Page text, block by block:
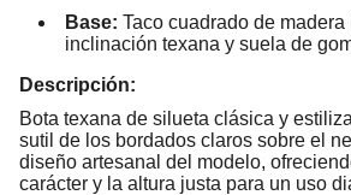
Base: Taco cuadrado de madera
inclinación texana y suela de
Descripción:
Bota texana de silueta clásica y
sutil de los bordados claros sobre el
diseño artesanal del modelo,
carácter y la altura justa para un uso